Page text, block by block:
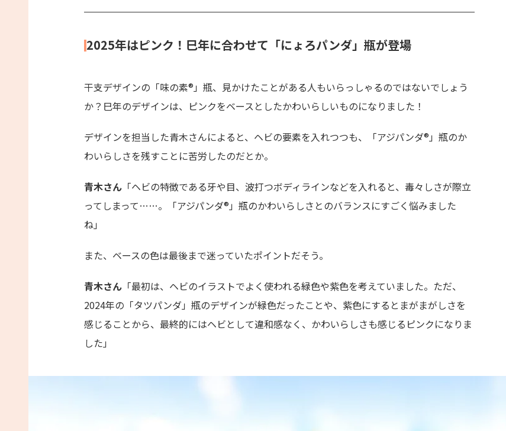
2025年はピンク！巳年に合わせて「にょろパンダ」瓶が登場
干支デザインの「味の素®」瓶、見かけたことがある人もいらっしゃるのではないでしょう
か？巳年のデザインは、ピンクをベースとしたかわいらしいものになりました！
デザインを担当した青木さんによると、ヘビの要素を入れつつも、「アジパンダ®」瓶のか
わいらしさを残すことに苦労したのだとか。
青木さん 「ヘビの特徴である牙や目、波打つボディラインなどを入れると、毒々しさが際立
ってしまって……。「アジパンダ®」瓶のかわいらしさとのバランスにすごく悩みました
ね」
また、ベースの色は最後まで迷っていたポイントだそう。
青木さん 「最初は、ヘビのイラストでよく使われる緑色や紫色を考えていました。ただ、
2024年の「タツパンダ」瓶のデザインが緑色だったことや、紫色にするとまがまがしさを
感じることから、最終的にはヘビとして違和感なく、かわいらしさも感じるピンクになりま
した」